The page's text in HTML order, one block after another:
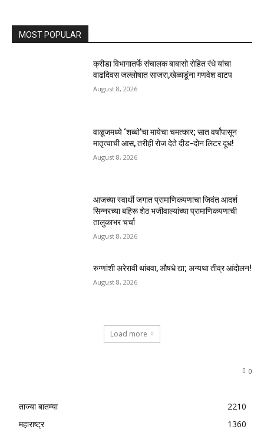
MOST POPULAR
क्रीडा विभागातर्फे संचालक बाबासो रोहित रंधे यांचा
वाढदिवस जल्लोषात साजरा,खेळाडूंना गणवेश वाटप
August 8, 2026
वाळूजमध्ये ‘शब्बो’चा मायेचा चमत्कार; सात वर्षांपासून
मातृत्वाची आस, तरीही रोज देते दीड-दोन लिटर दूध!
August 8, 2026
आजच्या स्वार्थी जगात प्रामाणिकपणाचा जिवंत आदर्श
सिन्नरच्या बहिरू शेठ भजीवाल्यांच्या प्रामाणिकपणाची
तालुकाभर चर्चा
August 8, 2026
रुग्णांशी अरेरावी थांबवा, औषधे द्या; अन्यथा तीव्र आंदोलन!
August 8, 2026
Load more
0
ताज्या बातम्या
2210
महाराष्ट्र
1360